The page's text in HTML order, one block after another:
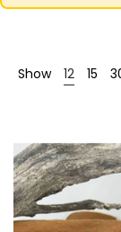
Show 12 15